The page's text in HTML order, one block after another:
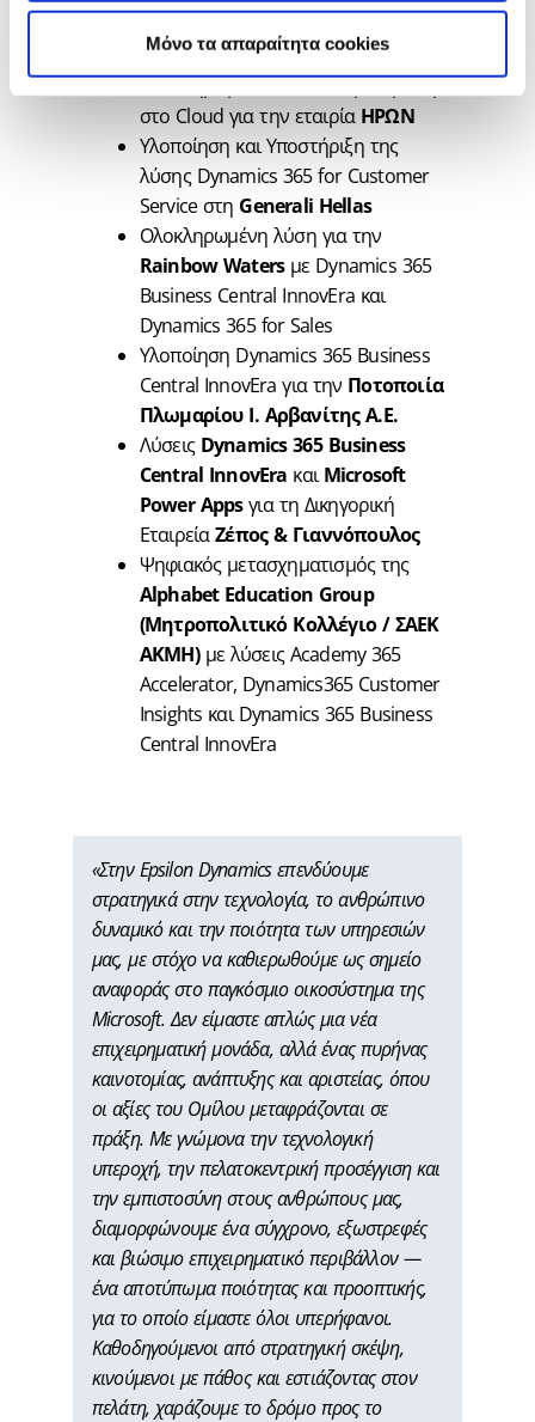
Mόνο τα απαραίτητα cookies
υλοποιήσει σημαντικά έργα, μεταξύ των
οποίων:
Ολοκληρωμένο CRM και μετάβαση
στο Cloud για την εταιρία ΗΡΩΝ
Υλοποίηση και Υποστήριξη της
λύσης Dynamics 365 for Customer
Service στη Generali Hellas
Ολοκληρωμένη λύση για την
Rainbow Watersμε Dynamics 365
Business Central InnovEra και
Dynamics 365 for Sales
Υλοποίηση Dynamics 365 Business
Central InnovEra για την Ποτοποιία
Πλωμαρίου Ι. Αρβανίτης Α.Ε.
Λύσεις Dynamics 365 Business
Central InnovEra καιMicrosoft
Power Appsγια τη Δικηγορική
ΕταιρείαΖέπος & Γιαννόπουλος
Ψηφιακός μετασχηματισμός της
Alphabet Education Group
(Μητροπολιτικό Κολλέγιο / ΣΑΕΚ
ΑΚΜΗ) με λύσεις Academy 365
Accelerator, Dynamics365 Customer
Insights και Dynamics 365 Business
Central InnovEra
«Στην Epsilon Dynamics επενδύουμε
στρατηγικά στην τεχνολογία, το ανθρώπινο
δυναμικό και την ποιότητα των υπηρεσιών
μας, με στόχο να καθιερωθούμε ως σημείο
αναφοράς στο παγκόσμιο οικοσύστημα της
Microsoft. Δεν είμαστε απλώς μια νέα
επιχειρηματική μονάδα, αλλά ένας πυρήνας
καινοτομίας, ανάπτυξης και αριστείας, όπου
οι αξίες του Ομίλου μεταφράζονται σε
πράξη. Με γνώμονα την τεχνολογική
υπεροχή, την πελατοκεντρική προσέγγιση και
την εμπιστοσύνη στους ανθρώπους μας,
διαμορφώνουμε ένα σύγχρονο, εξωστρεφές
και βιώσιμο επιχειρηματικό περιβάλλον —
ένα αποτύπωμα ποιότητας και προοπτικής,
για το οποίο είμαστε όλοι υπερήφανοι.
Καθοδηγούμενοι από στρατηγική σκέψη,
κινούμενοι με πάθος και εστιάζοντας στον
πελάτη, χαράζουμε το δρόμο προς το